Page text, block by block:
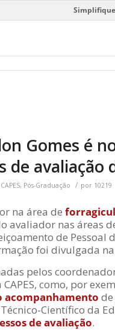
Gomes é
de avaliação
CAPES, Pós-Graduação / por 10219
na área de
avaliador nas áreas
de Pessoal
foi divulgada
pelos
como, por
acompanhamento
Científico da
de avaliação.